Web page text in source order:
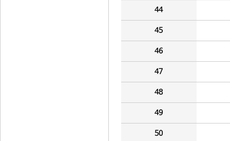
44
45
46
47
48
49
50